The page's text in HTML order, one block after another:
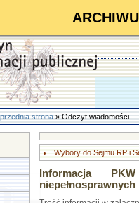
strona» Odczyt wiadomości
Wybory do Sejmu RP i
Informacja
niepełnosprawnych